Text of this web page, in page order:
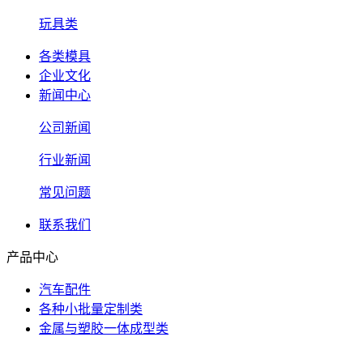
玩具类
各类模具
企业文化
新闻中心
公司新闻
行业新闻
常见问题
联系我们
产品中心
汽车配件
各种小批量定制类
金属与塑胶一体成型类